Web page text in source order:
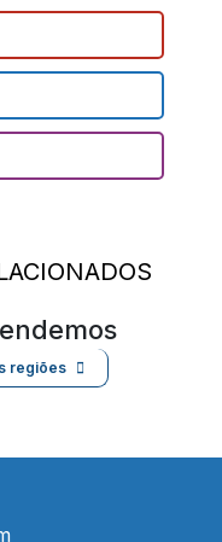
sociais